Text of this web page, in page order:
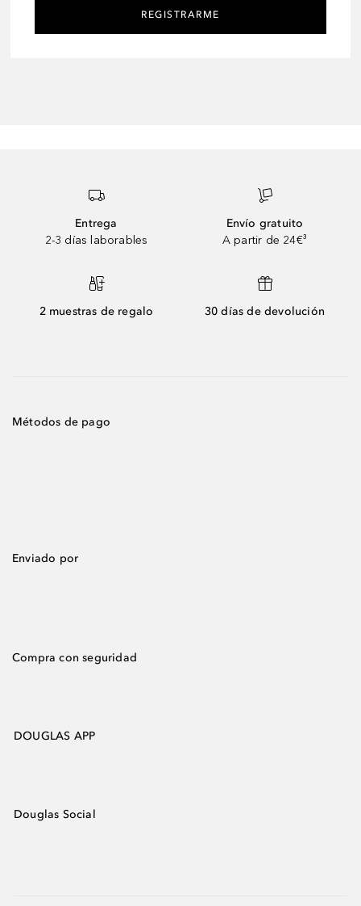
REGISTRARME
Entrega
2-3 días laborables
Envío gratuito
A partir de 24€³
2 muestras de regalo 30 días de devolución
Métodos de pago
Enviado por
Compra con seguridad
DOUGLAS APP
Douglas Social